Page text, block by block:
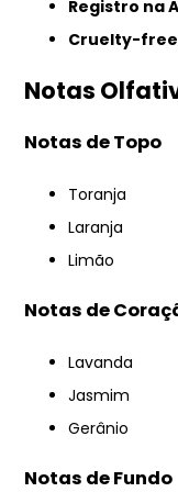
Registro na
Cruelty-
Notas
Notas de Topo
Toranja
Laranja
Limão
Notas de
Lavanda
Jasmim
Gerânio
Notas de Fundo